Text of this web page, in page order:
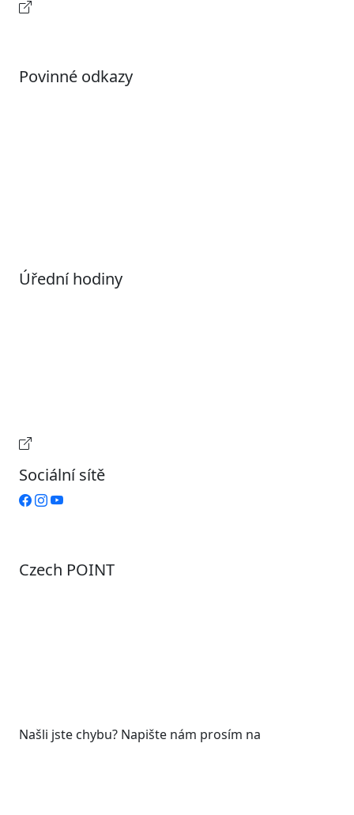
Povinné odkazy
Úřední hodiny
Sociální sítě
Czech POINT
Našli jste chybu? Napište nám prosím na